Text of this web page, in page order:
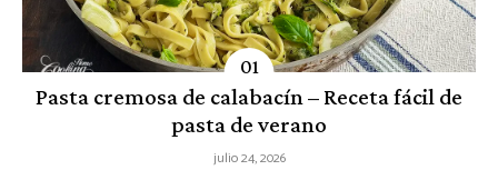
Pasta cremosa de calabacín – Receta fácil de
pasta de verano
julio 24, 2026